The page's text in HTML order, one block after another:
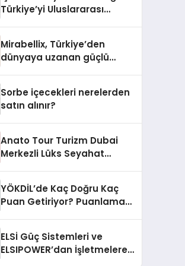
Türkiye’yi Uluslararası
Mirabellix, Türkiye’den
dünyaya uzanan güçlü
Sorbe içecekleri nerelerden
satın alınır?
Anato Tour Turizm Dubai
Merkezli Lüks Seyahat
YÖKDİL’de Kaç Doğru Kaç
Puan Getiriyor? Puanlama
ELSİ Güç Sistemleri ve
ELSIPOWER’dan İşletmelere